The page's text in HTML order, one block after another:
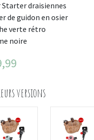
Starter draisiennes
de guidon en osier
verte rétro
noire
versions